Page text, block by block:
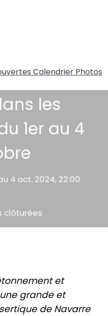
Calendrier Photos
les
1er au 4
4 oct. 2024, 22:00
clôturées
et
grande et
de Navarre